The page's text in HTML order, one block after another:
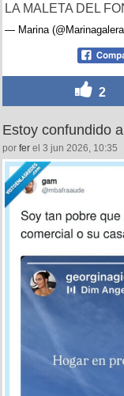
LA MALETA DEL
— Marina
2
Estoy confundido
por fer el 3 jun 2026, 10:35